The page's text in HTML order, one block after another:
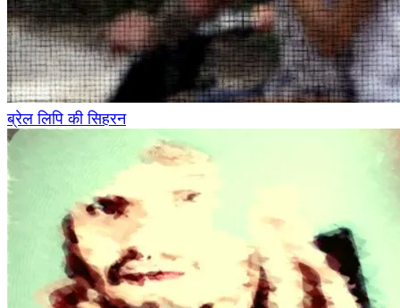
ब्रेल लिपि की सिहरन